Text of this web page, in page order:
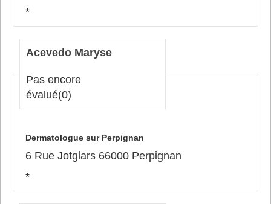
*
Acevedo Maryse
Pas encore
évalué(0)
Dermatologue sur Perpignan
6 Rue Jotglars 66000 Perpignan
*